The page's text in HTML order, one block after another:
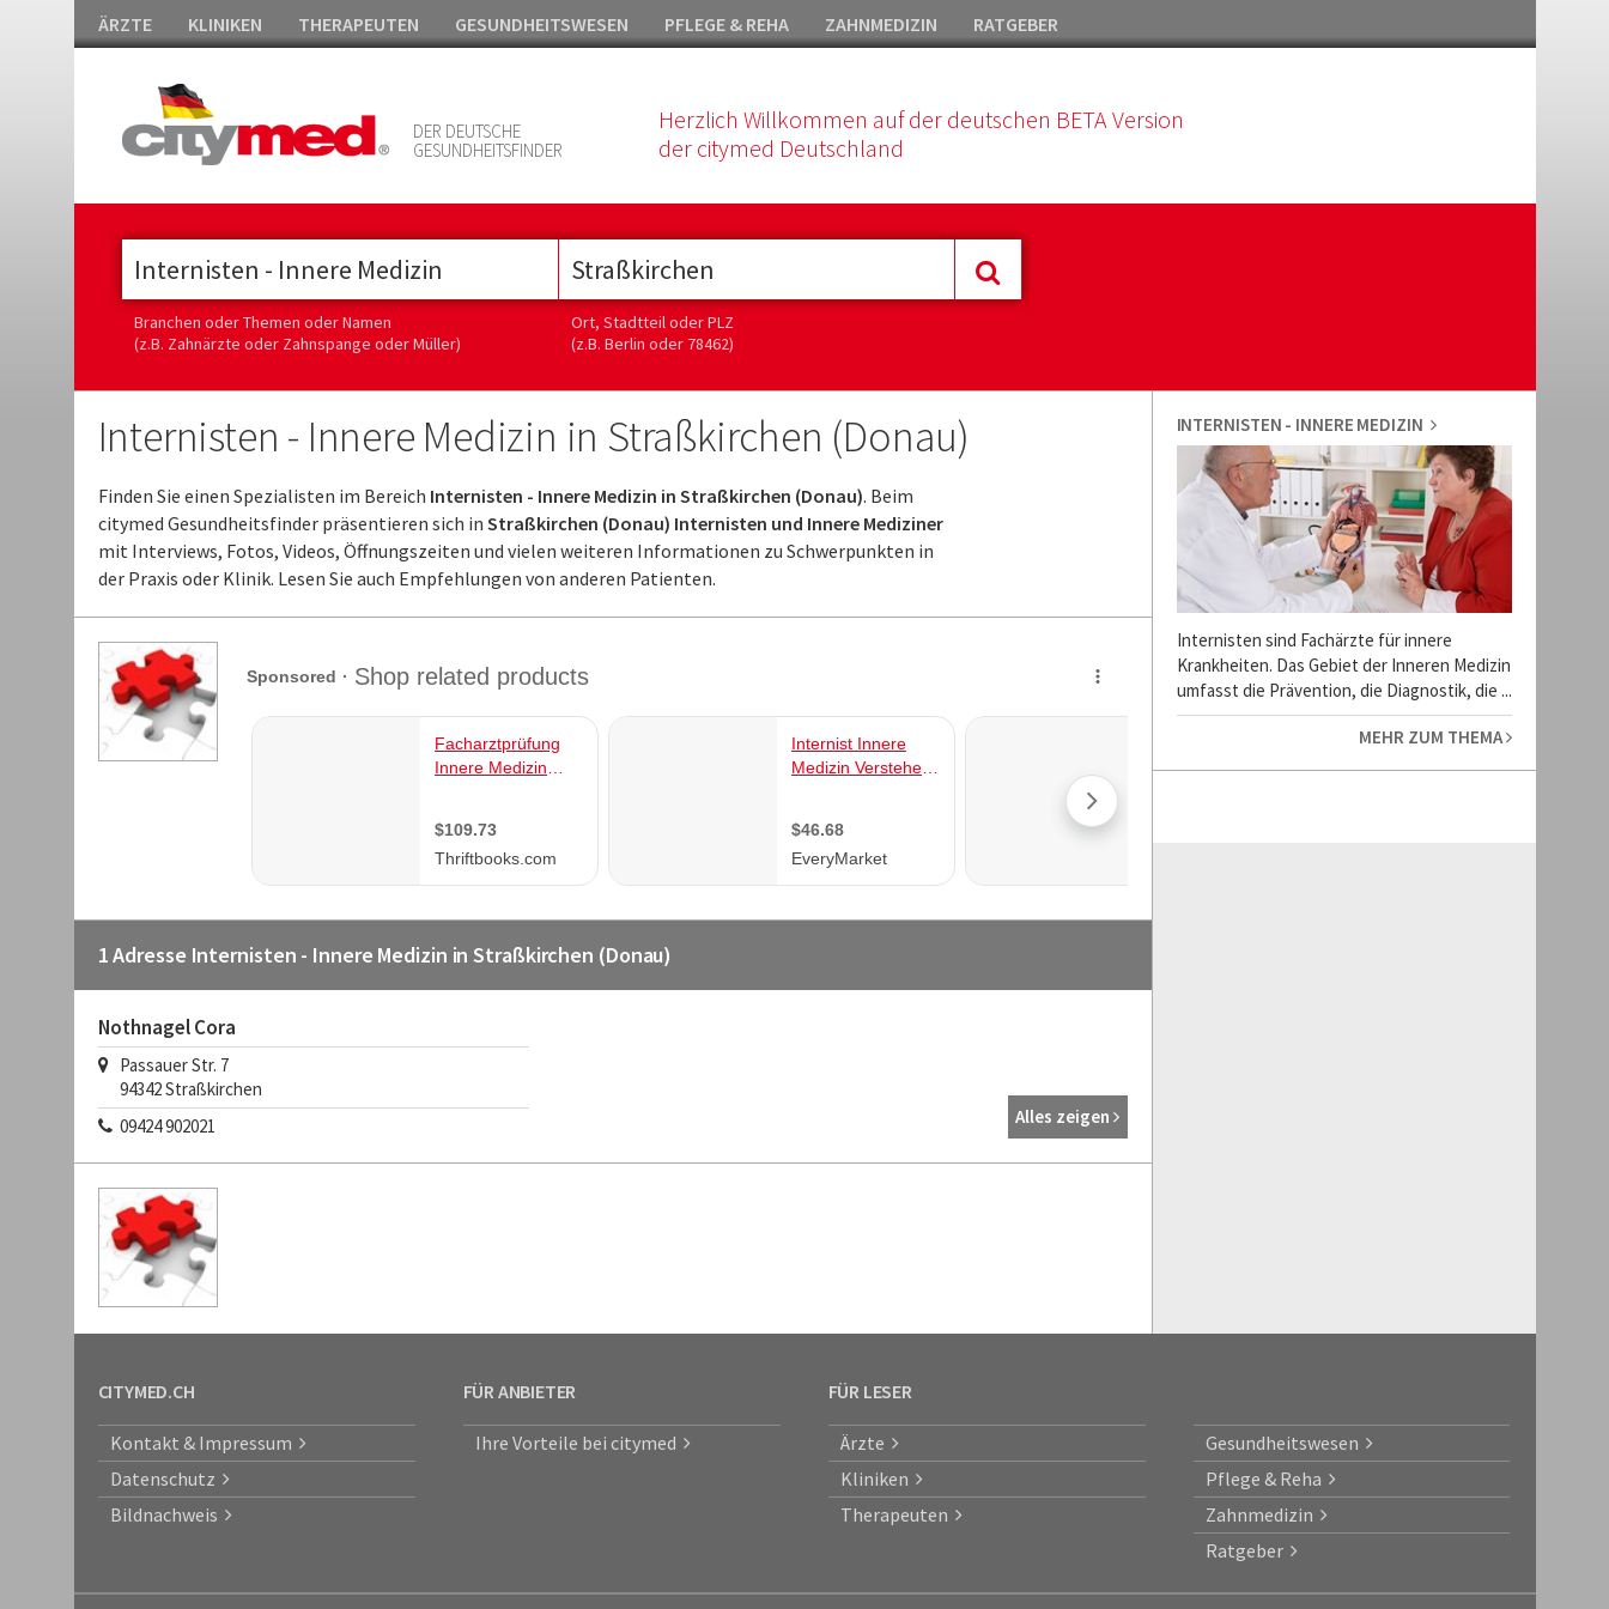
ÄRZTE KLINIKEN THERAPEUTEN GESUNDHEITSWESEN PFLEGE & REHA ZAHNMEDIZIN RATGEBER
DER DEUTSCHE
GESUNDHEITSFINDER
Herzlich Willkommen auf der deutschen BETA Version
der citymed Deutschland
Branchen oder Themen oder Namen
(z.B. Zahnärzte oder Zahnspange oder Müller)
Ort, Stadtteil oder PLZ
(z.B. Berlin oder 78462)
Internisten - Innere Medizin in Straßkirchen (Donau)
Finden Sie einen Spezialisten im Bereich Internisten - Innere Medizin in Straßkirchen (Donau). Beim
citymed Gesundheitsfinder präsentieren sich in Straßkirchen (Donau) Internisten und Innere Mediziner
mit Interviews, Fotos, Videos, Öffnungszeiten und vielen weiteren Informationen zu Schwerpunkten in
der Praxis oder Klinik. Lesen Sie auch Empfehlungen von anderen Patienten.
1 Adresse Internisten - Innere Medizin in Straßkirchen (Donau)
Nothnagel Cora
Passauer Str. 7
94342 Straßkirchen
09424 902021
Alles zeigen
INTERNISTEN - INNERE MEDIZIN
Internisten sind Fachärzte für innere
Krankheiten. Das Gebiet der Inneren Medizin
umfasst die Prävention, die Diagnostik, die ...
MEHR ZUM THEMA
CITYMED.CH
Kontakt & Impressum
Datenschutz
Bildnachweis
FÜR ANBIETER
Ihre Vorteile bei citymed
FÜR LESER
Ärzte
Kliniken
Therapeuten
Gesundheitswesen
Pflege & Reha
Zahnmedizin
Ratgeber